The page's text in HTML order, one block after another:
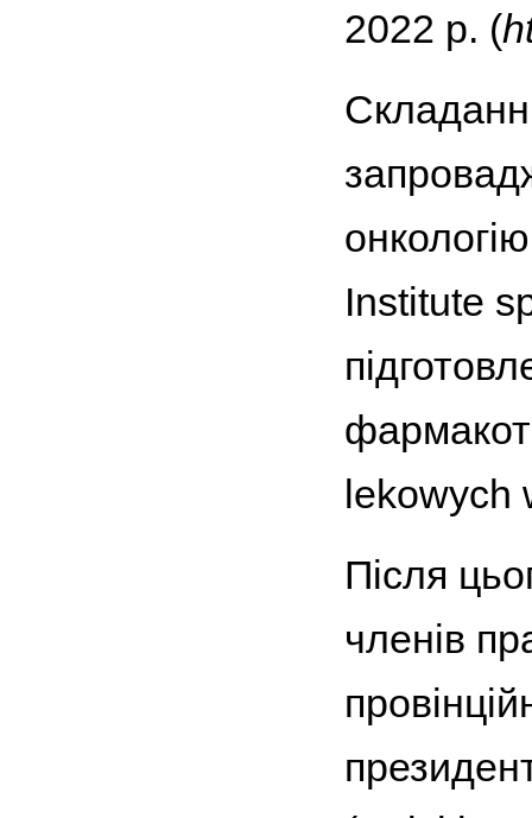
2022 р. (
Institute
lekowych
Після
членів